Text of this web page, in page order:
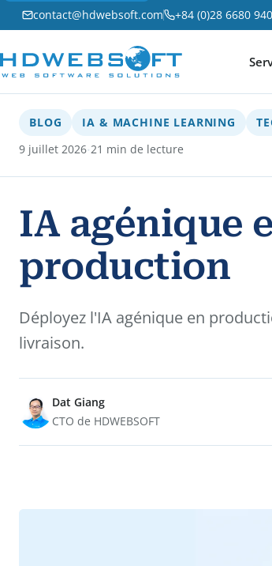
contact@hdwebsoft.com +84 (0)28 6680
BLOG IA & MACHINE LEARNING
9 juillet 2026·21 min de lecture
IA agénique
production
Déployez l'IA agénique en
livraison.
Dat Giang
CTO de HDWEBSOFT